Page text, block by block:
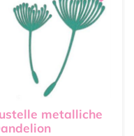
metalliche